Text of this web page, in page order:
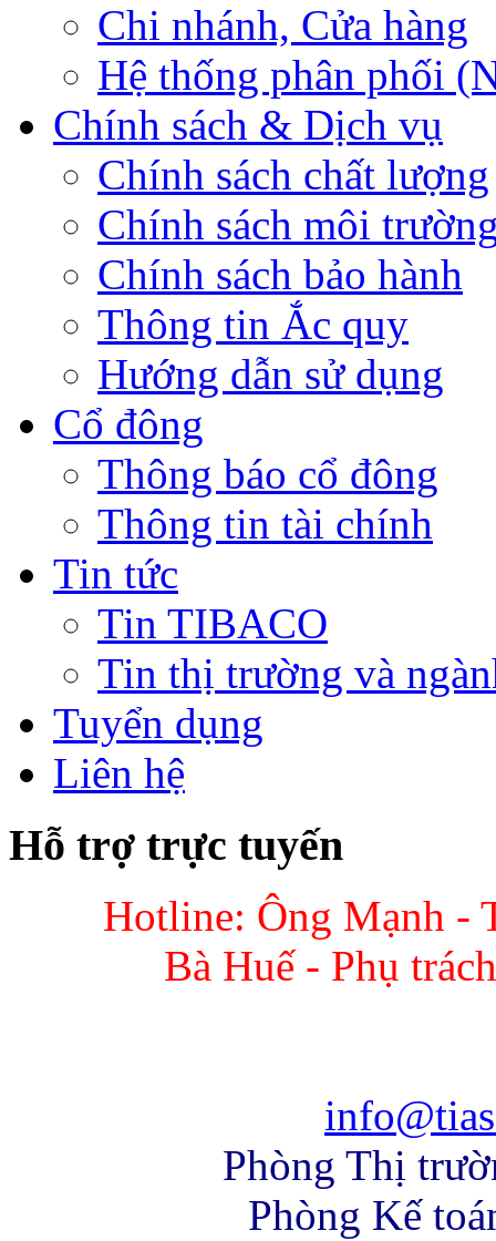
Chi nhánh, Cửa hàng
Hệ thống phân phối
Chính sách & Dịch vụ
Chính sách chất lượng
Chính sách môi
Chính sách bảo hành
Thông tin Ắc quy
Hướng dẫn sử dụng
Cổ đông
Thông báo cổ đông
Thông tin tài chính
Tin tức
Tin TIBACO
Tin thị trường và
Tuyển dụng
Liên hệ
Hỗ trợ trực tuyến
Hotline: Ông Mạnh -
Bà Huế - Phụ
Phòng Thị
Phòng Kế